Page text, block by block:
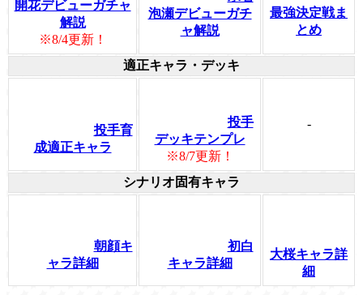
開花デビューガチャ
解説
※8/4更新！
泡瀬デビューガチ
ャ解説
最強決定戦ま
とめ
適正キャラ・デッキ
投手育
成適正キャラ
投手
デッキテンプレ
※8/7更新！
-
シナリオ固有キャラ
朝顔キ
ャラ詳細
初白
キャラ詳細
大桜キャラ詳
細